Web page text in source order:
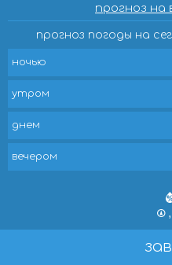
прогноз на
прогноз погоды на
ночью
утром
днем
вечером